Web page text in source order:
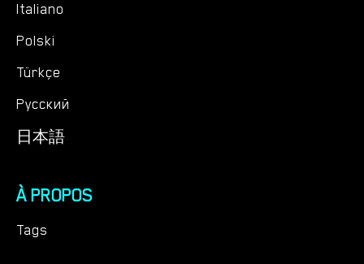
Italiano
Polski
Türkçe
Русский
日本語
À PROPOS
Tags